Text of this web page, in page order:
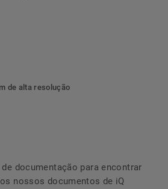
de alta resolução
documentação para encontrar
nossos documentos de iQ